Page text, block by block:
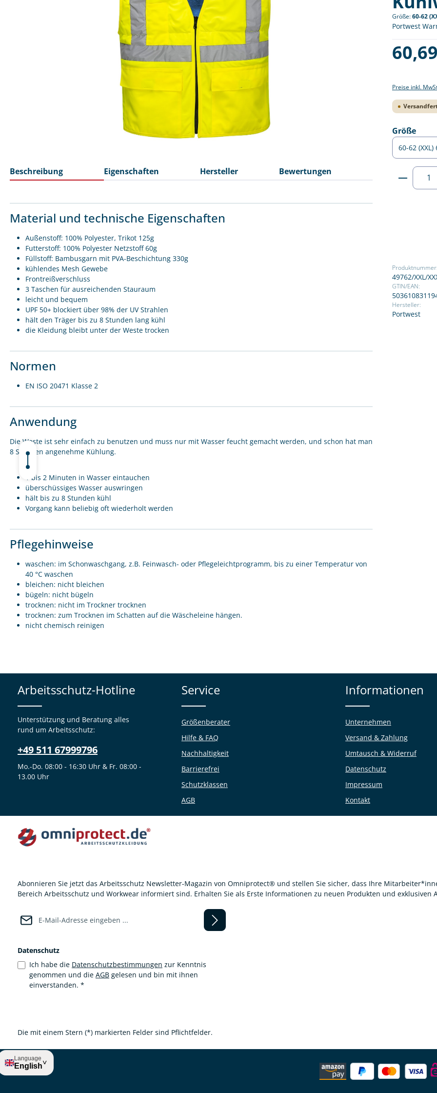
Größe:60-62
Portwest
Regulärer
Preise inkl.
Größe
Produktnummer:
49762/XXL/
GTIN/EAN:
Hersteller:
Portwest
Beschreibung Eigenschaften Hersteller Bewertungen
Material und technische Eigenschaften
Außenstoff: 100% Polyester, Trikot 125g
Futterstoff: 100% Polyester Netzstoff 60g
Füllstoff: Bambusgarn mit PVA-Beschichtung 330g
kühlendes Mesh Gewebe
Frontreißverschluss
3 Taschen für ausreichenden Stauraum
leicht und bequem
UPF 50+ blockiert über 98% der UV Strahlen
hält den Träger bis zu 8 Stunden lang kühl
die Kleidung bleibt unter der Weste trocken
Normen
EN ISO 20471 Klasse 2
Anwendung
Die Weste ist sehr einfach zu benutzen und muss nur mit Wasser feucht gemacht werden, und schon hat man
8 Stunden angenehme Kühlung.
1 bis 2 Minuten in Wasser eintauchen
überschüssiges Wasser auswringen
hält bis zu 8 Stunden kühl
Vorgang kann beliebig oft wiederholt werden
Pflegehinweise
waschen: im Schonwaschgang, z.B. Feinwasch- oder Pflegeleichtprogramm, bis zu einer Temperatur von
40 °C waschen
bleichen: nicht bleichen
bügeln: nicht bügeln
trocknen: nicht im Trockner trocknen
trocknen: zum Trocknen im Schatten auf die Wäscheleine hängen.
nicht chemisch reinigen
Arbeitsschutz-Hotline
Unterstützung und Beratung alles
rund um Arbeitsschutz:
+49 511 67999796
Mo.-Do. 08:00 - 16:30 Uhr & Fr. 08:00 -
13.00 Uhr
Service
Größenberater
Hilfe & FAQ
Nachhaltigkeit
Barrierefrei
Schutzklassen
AGB
Informationen
Unternehmen
Versand & Zahlung
Umtausch & Widerruf
Datenschutz
Impressum
Kontakt
Abonnieren Sie jetzt das Arbeitsschutz Newsletter-Magazin von Omniprotect® und stellen Sie sicher, dass Ihre
Bereich Arbeitsschutz und Workwear informiert sind. Erhalten Sie als Erste Informationen zu neuen Produkten und exklusiven
Datenschutz
Ich habe die Datenschutzbestimmungen zur Kenntnis
genommen und die AGB gelesen und bin mit ihnen
einverstanden. *
Die mit einem Stern (*) markierten Felder sind Pflichtfelder.
Language
English˅